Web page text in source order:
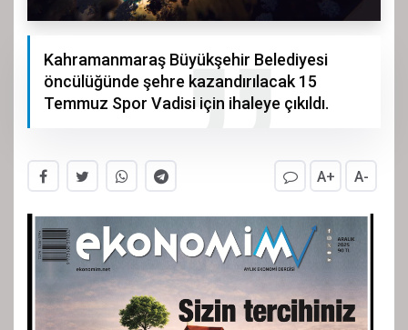
Kahramanmaraş Büyükşehir Belediyesi
öncülüğünde şehre kazandırılacak 15
Temmuz Spor Vadisi için ihaleye çıkıldı.
A+ A-